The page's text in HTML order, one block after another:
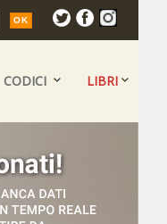
CODICI LIBRI